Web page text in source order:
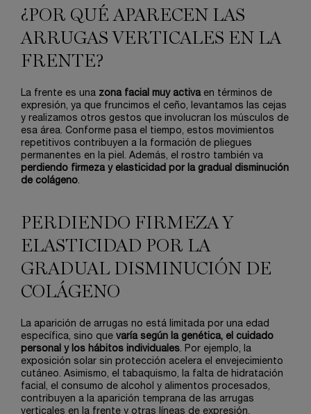
¿POR QUÉ APARECEN LAS
ARRUGAS VERTICALES EN LA
FRENTE?
La frente es una zona facial muy activaen términos de
expresión, ya que fruncimos el ceño, levantamos las cejas
y realizamos otros gestos que involucran los músculos de
esa área. Conforme pasa el tiempo, estos movimientos
repetitivos contribuyen a la formación de pliegues
permanentes en la piel. Además, el rostro también va
perdiendo firmeza y elasticidad por la gradual disminución
de colágeno
PERDIENDO FIRMEZA Y
ELASTICIDAD POR LA
GRADUAL DISMINUCIÓN DE
COLÁGENO
La aparición de arrugas no está limitada por una edad
específica, sino que varía según la genética, el cuidado
personal y los hábitos individuales . Por ejemplo, la
exposición solar sin protección acelera el envejecimiento
cutáneo. Asimismo, el tabaquismo, la falta de hidratación
facial, el consumo de alcohol y alimentos procesados,
contribuyen a la aparición temprana de las arrugas
verticales en la frente y otras líneas de expresión.